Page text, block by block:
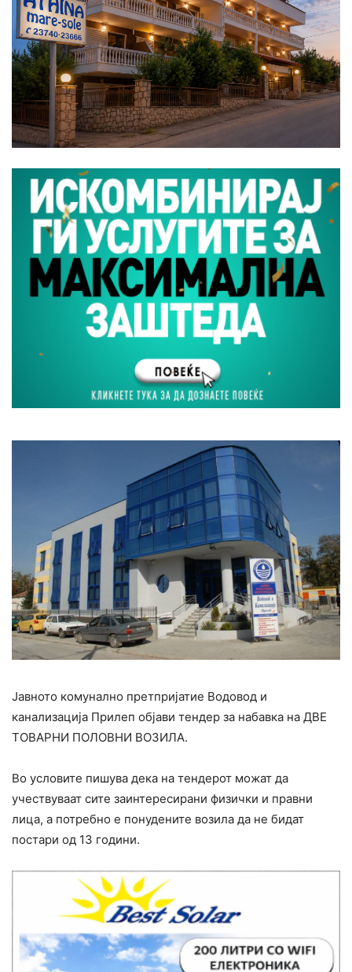
Jавното комунално претпријатие Водовод и
канализација Прилеп објави тендер за набавка на ДВЕ
ТОВАРНИ ПОЛОВНИ ВОЗИЛА.
Во условите пишува дека на тендерот можат да
учествуваат сите заинтересирани физички и правни
лица, а потребно е понудените возила да не бидат
постари од 13 години.